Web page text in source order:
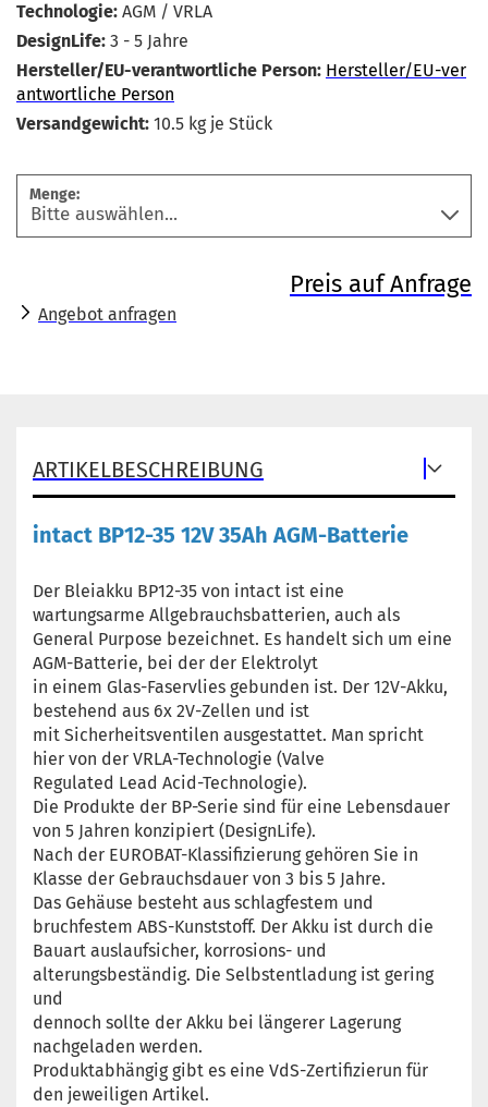
Technologie: AGM / VRLA
DesignLife: 3 - 5 Jahre
Hersteller/EU-verantwortliche Person: Hersteller/EU-ver
antwortliche Person
Versandgewicht: 10.5 kg je Stück
Menge:
Preis auf Anfrage
Angebot anfragen
ARTIKELBESCHREIBUNG
intact BP12-35 12V 35Ah AGM-Batterie
Der Bleiakku BP12-35 von intact ist eine
wartungsarme Allgebrauchsbatterien, auch als
General Purpose bezeichnet. Es handelt sich um eine
AGM-Batterie, bei der der Elektrolyt
in einem Glas-Faservlies gebunden ist. Der 12V-Akku,
bestehend aus 6x 2V-Zellen und ist
mit Sicherheitsventilen ausgestattet. Man spricht
hier von der VRLA-Technologie (Valve
Regulated Lead Acid-Technologie).
Die Produkte der BP-Serie sind für eine Lebensdauer
von 5 Jahren konzipiert (DesignLife).
Nach der EUROBAT-Klassifizierung gehören Sie in
Klasse der Gebrauchsdauer von 3 bis 5 Jahre.
Das Gehäuse besteht aus schlagfestem und
bruchfestem ABS-Kunststoff. Der Akku ist durch die
Bauart auslaufsicher, korrosions- und
alterungsbeständig. Die Selbstentladung ist gering
und
dennoch sollte der Akku bei längerer Lagerung
nachgeladen werden.
Produktabhängig gibt es eine VdS-Zertifizierun für
den jeweiligen Artikel.